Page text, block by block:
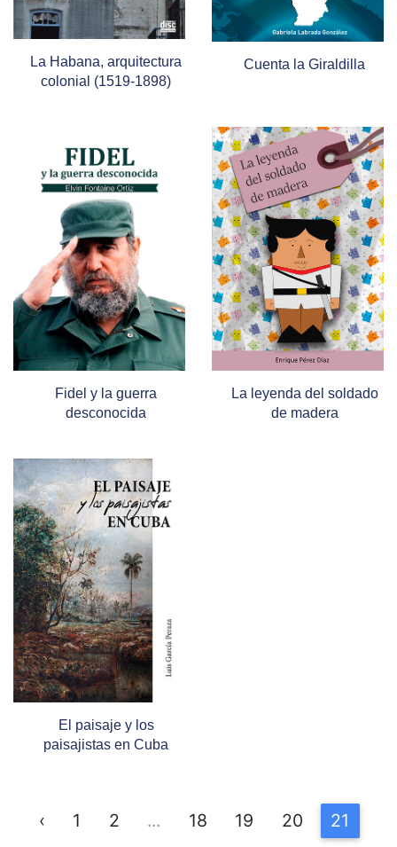
La Habana, arquitectura
colonial (1519-1898)
Cuenta la Giraldilla
Fidel y la guerra
desconocida
La leyenda del soldado
de madera
El paisaje y los
paisajistas en Cuba
‹ 1 2 ... 18 19 20 21